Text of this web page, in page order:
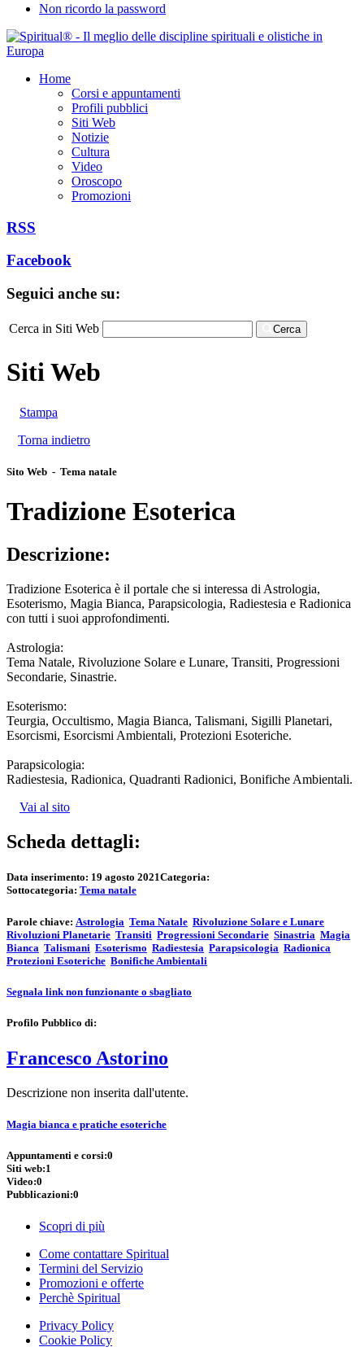
Non ricordo la password
Home
Corsi e appuntamenti
Profili pubblici
Siti Web
Notizie
Cultura
Video
Oroscopo
Promozioni
RSS
Facebook
Seguici anche su:
Cerca in Siti Web Cerca
Siti Web
Stampa
Torna indietro
Sito Web - Tema natale
Tradizione Esoterica
Descrizione:
Tradizione Esoterica è il portale che si interessa di Astrologia,
Esoterismo, Magia Bianca, Parapsicologia, Radiestesia e Radionica
con tutti i suoi approfondimenti.
Astrologia:
Tema Natale, Rivoluzione Solare e Lunare, Transiti, Progressioni
Secondarie, Sinastrie.
Esoterismo:
Teurgia, Occultismo, Magia Bianca, Talismani, Sigilli Planetari,
Esorcismi, Esorcismi Ambientali, Protezioni Esoteriche.
Parapsicologia:
Radiestesia, Radionica, Quadranti Radionici, Bonifiche Ambientali.
Vai al sito
Scheda dettagli:
Data inserimento: 19 agosto 2021Categoria:
Sottocategoria: Tema natale
Parole chiave: Astrologia Tema Natale Rivoluzione Solare e Lunare
Rivoluzioni Planetarie Transiti Progressioni Secondarie Sinastria Magia
Bianca Talismani Esoterismo Radiestesia Parapsicologia Radionica
Protezioni Esoteriche Bonifiche Ambientali
Segnala link non funzionante o sbagliato
Profilo Pubblico di:
Francesco Astorino
Descrizione non inserita dall'utente.
Magia bianca e pratiche esoteriche
Appuntamenti e corsi:0
Siti web:1
Video:0
Pubblicazioni:0
Scopri di più
Come contattare Spiritual
Termini del Servizio
Promozioni e offerte
Perchè Spiritual
Privacy Policy
Cookie Policy